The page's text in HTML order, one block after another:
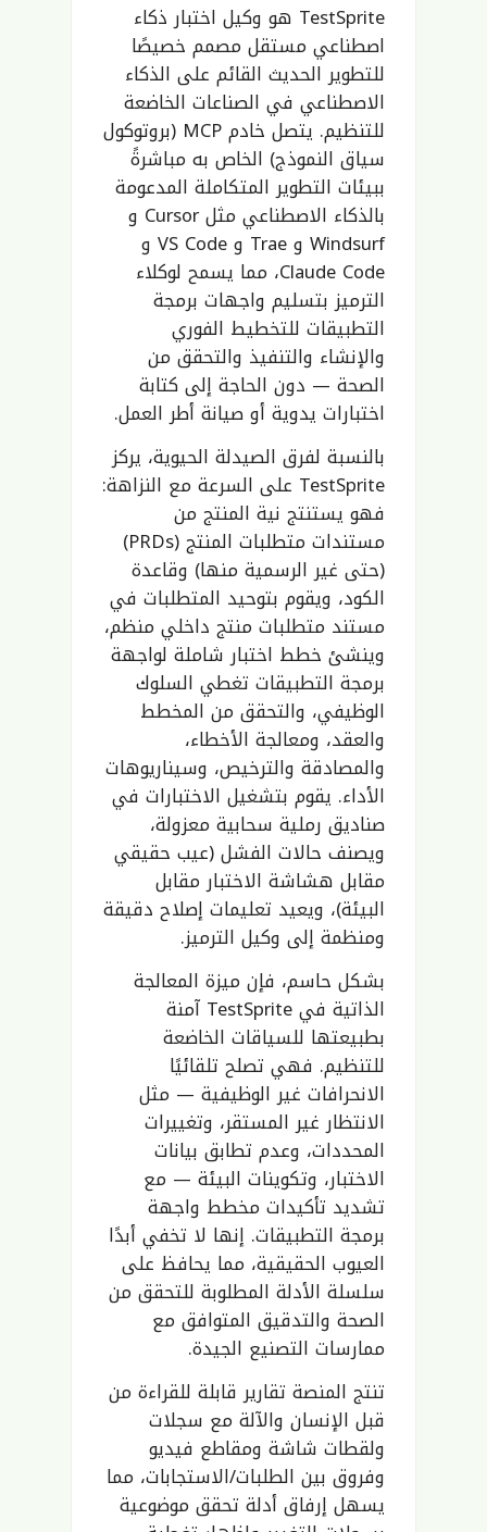
TestSprite هو وكيل اختبار ذكاء
اصطناعي مستقل مصمم خصيصًا
للتطوير الحديث القائم على الذكاء
الاصطناعي في الصناعات الخاضعة
للتنظيم. يتصل خادم MCP (بروتوكول
سياق النموذج) الخاص به مباشرةً
ببيئات التطوير المتكاملة المدعومة
بالذكاء الاصطناعي مثل Cursor و
Windsurf و Trae و VS Code و
Claude Code، مما يسمح لوكلاء
الترميز بتسليم واجهات برمجة
التطبيقات للتخطيط الفوري
والإنشاء والتنفيذ والتحقق من
الصحة — دون الحاجة إلى كتابة
اختبارات يدوية أو صيانة أطر العمل.
بالنسبة لفرق الصيدلة الحيوية، يركز
TestSprite على السرعة مع النزاهة:
فهو يستنتج نية المنتج من
مستندات متطلبات المنتج (PRDs)
(حتى غير الرسمية منها) وقاعدة
الكود، ويقوم بتوحيد المتطلبات في
مستند متطلبات منتج داخلي منظم،
وينشئ خطط اختبار شاملة لواجهة
برمجة التطبيقات تغطي السلوك
الوظيفي، والتحقق من المخطط
والعقد، ومعالجة الأخطاء،
والمصادقة والترخيص، وسيناريوهات
الأداء. يقوم بتشغيل الاختبارات في
صناديق رملية سحابية معزولة،
ويصنف حالات الفشل (عيب حقيقي
مقابل هشاشة الاختبار مقابل
البيئة)، ويعيد تعليمات إصلاح دقيقة
ومنظمة إلى وكيل الترميز.
بشكل حاسم، فإن ميزة المعالجة
الذاتية في TestSprite آمنة
بطبيعتها للسياقات الخاضعة
للتنظيم. فهي تصلح تلقائيًا
الانحرافات غير الوظيفية — مثل
الانتظار غير المستقر، وتغييرات
المحددات، وعدم تطابق بيانات
الاختبار، وتكوينات البيئة — مع
تشديد تأكيدات مخطط واجهة
برمجة التطبيقات. إنها لا تخفي أبدًا
العيوب الحقيقية، مما يحافظ على
سلسلة الأدلة المطلوبة للتحقق من
الصحة والتدقيق المتوافق مع
ممارسات التصنيع الجيدة.
تنتج المنصة تقارير قابلة للقراءة من
قبل الإنسان والآلة مع سجلات
ولقطات شاشة ومقاطع فيديو
وفروق بين الطلبات/الاستجابات، مما
يسهل إرفاق أدلة تحقق موضوعية